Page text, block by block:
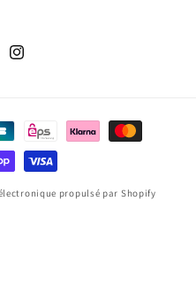
Instagram
propulsé par Shopify